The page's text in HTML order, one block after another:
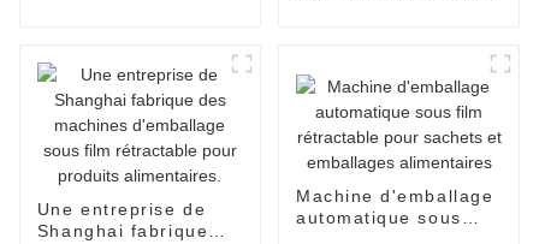
et bols.
Une entreprise de
Shanghai fabrique
Machine d'emballage
automatique sous